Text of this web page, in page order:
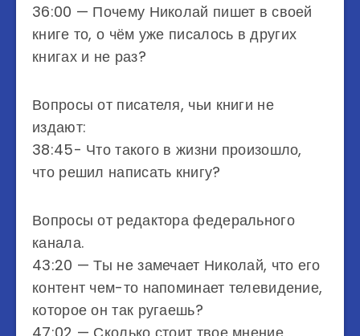
36:00 — Почему Николай пишет в своей
книге то, о чём уже писалось в других
книгах и не раз?
Вопросы от писателя, чьи книги не
издают:
38:45- Что такого в жизни произошло,
что решил написать книгу?
Вопросы от редактора федерального
канала.
43:20 — Ты не замечает Николай, что его
контент чем-то напоминает телевидение,
которое он так ругаешь?